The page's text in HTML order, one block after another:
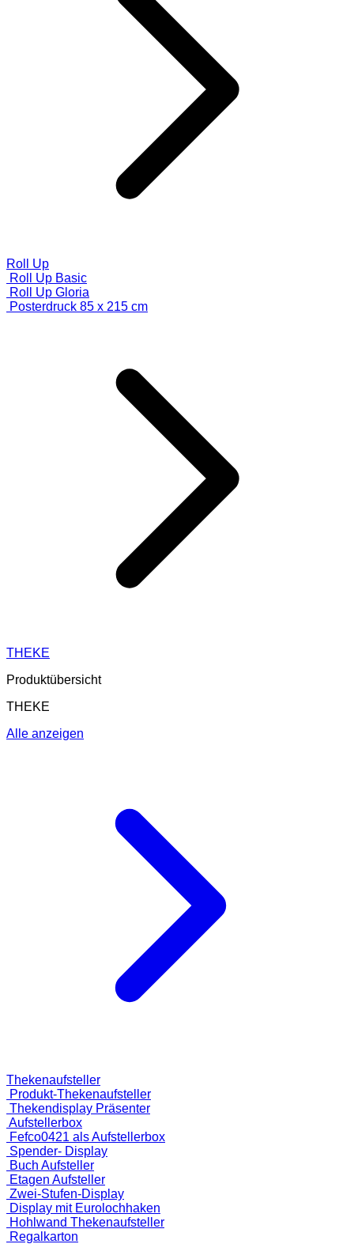
Roll Up
Roll Up Basic
Roll Up Gloria
Posterdruck 85 x 215 cm
THEKE
Produktübersicht
THEKE
Alle anzeigen
Thekenaufsteller
Produkt-Thekenaufsteller
Thekendisplay Präsenter
Aufstellerbox
Fefco0421 als Aufstellerbox
Spender- Display
Buch Aufsteller
Etagen Aufsteller
Zwei-Stufen-Display
Display mit Eurolochhaken
Hohlwand Thekenaufsteller
Regalkarton